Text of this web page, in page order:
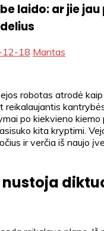
laido: ar jie jau
18 Mantas
robotas atrodė
reikalaujantis
po kiekvieno kiemo
kita kryptimi.
ir verčia iš naujo
nustoja